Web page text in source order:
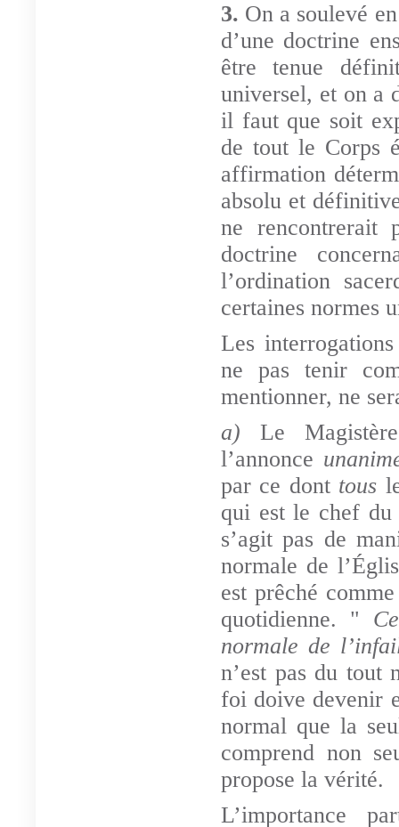
3. On a soulevé
d’une doctrine
être tenue
universel, et on a
il faut que soit
de tout le Corps
affirmation
absolu et
ne rencontrerait
doctrine
l’ordination
certaines normes
Les
ne pas tenir
mentionner, ne
a) Le
l’annonce
par ce dont tous
qui est le chef du
s’agit pas de
normale de
est prêché
quotidienne. "
normale de
n’est pas du tout
foi doive devenir
normal que la
comprend non
propose la vérité.
L’importance